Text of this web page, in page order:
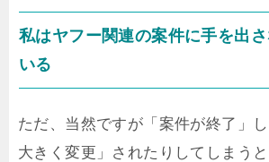
私はヤフー関連の案件に手を出
いる
ただ、当然ですが「案件が終了」
大きく変更」されたりしてしまう